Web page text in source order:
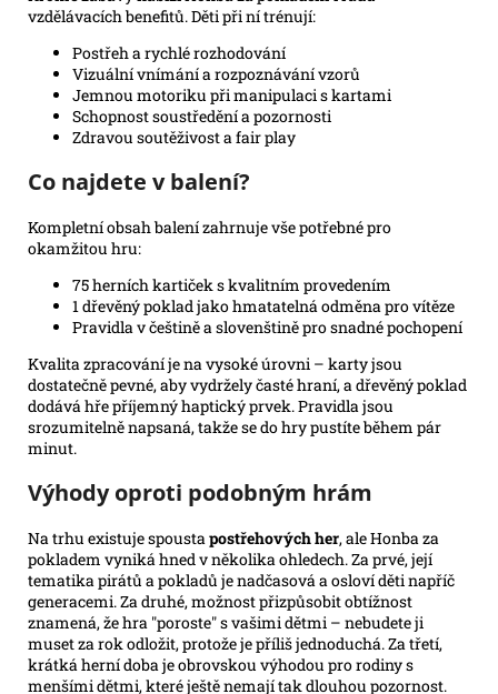
vzdělávacích benefitů. Děti při ní trénují:
Postřeh a rychlé rozhodování
Vizuální vnímání a rozpoznávání vzorů
Jemnou motoriku při manipulaci s kartami
Schopnost soustředění a pozornosti
Zdravou soutěživost a fair play
Co najdete v balení?
Kompletní obsah balení zahrnuje vše potřebné pro
okamžitou hru:
75 herních kartiček s kvalitním provedením
1 dřevěný poklad jako hmatatelná odměna pro vítěze
Pravidla v češtině a slovenštině pro snadné pochopení
Kvalita zpracování je na vysoké úrovni – karty jsou
dostatečně pevné, aby vydržely časté hraní, a dřevěný poklad
dodává hře příjemný haptický prvek. Pravidla jsou
srozumitelně napsaná, takže se do hry pustíte během pár
minut.
Výhody oproti podobným hrám
Na trhu existuje spoustapostřehových her, ale Honba za
pokladem vyniká hned v několika ohledech. Za prvé, její
tematika pirátů a pokladů je nadčasová a osloví děti napříč
generacemi. Za druhé, možnost přizpůsobit obtížnost
znamená, že hra "poroste" s vašimi dětmi – nebudete ji
muset za rok odložit, protože je příliš jednoduchá. Za třetí,
krátká herní doba je obrovskou výhodou pro rodiny s
menšími dětmi, které ještě nemají tak dlouhou pozornost.